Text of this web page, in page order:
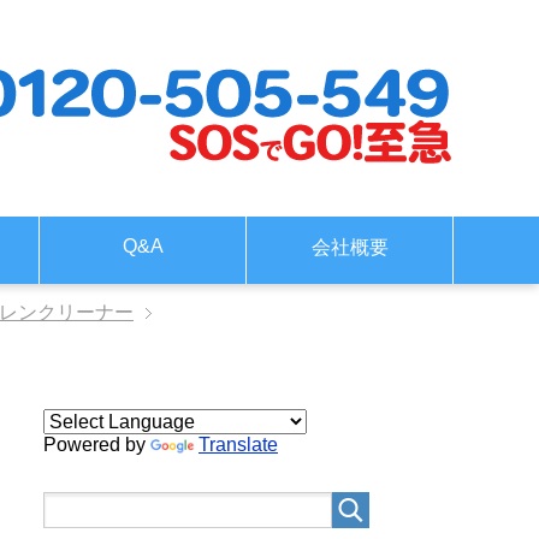
Q&A 会社概要
ンクリーナー
Powered by Translate